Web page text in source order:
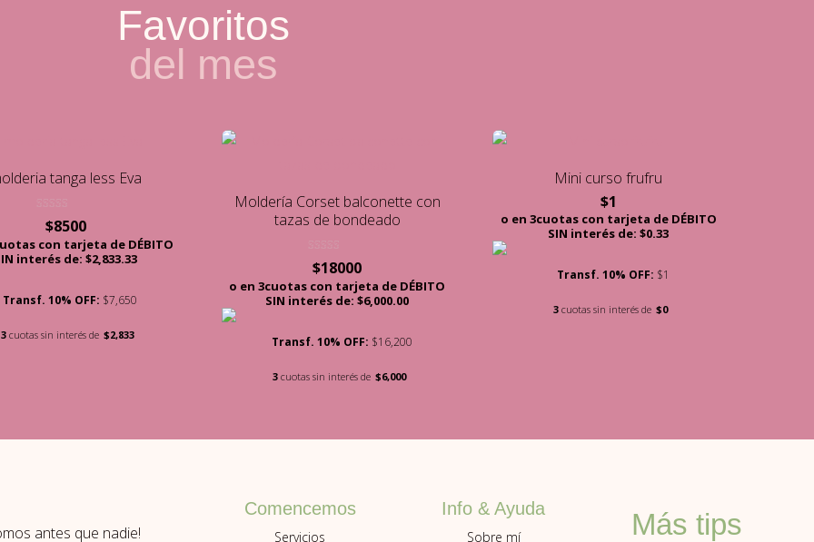
Favoritos
del mes
tanga less Eva
Valorado con
5.00
de 5
$8500
con tarjeta de DÉBITO
interés de: $2,833.33
Transf. 10% OFF: $7,650
3 cuotas sin interés de $2,833
Moldería Corset balconette con
tazas de bondeado
Valorado con
5.00
de 5
$18000
o en 3cuotas con tarjeta de DÉBITO
SIN interés de: $6,000.00
Transf. 10% OFF: $16,200
3 cuotas sin interés de $6,000
Mini curso frufru
$1
o en 3cuotas con tarjeta de DÉBITO
SIN interés de: $0.33
Transf. 10% OFF: $1
3 cuotas sin interés de $0
antes que nadie!
Comencemos
Servicios
Info & Ayuda
Sobre mí Más tips